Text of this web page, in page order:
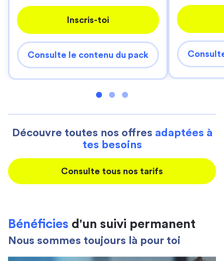
Inscris-toi
Consulte le contenu du pack
Découvre toutes nos offres adaptées à
tes besoins
Consulte tous nos tarifs
Bénéficies d'un suivi permanent
Nous sommes toujours là pour toi